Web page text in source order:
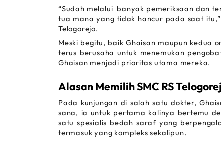
“Sudah melalui  banyak pemeriksaan dan
tua mana yang tidak hancur pada saat
Telogorejo.
Meski begitu, baik Ghaisan maupun kedua
terus berusaha untuk menemukan
Ghaisan menjadi prioritas utama mereka.
Alasan Memilih SMC RS
Pada kunjungan di salah satu dokter,
sana, ia untuk pertama kalinya bertemu
satu spesialis bedah saraf yang
termasuk yang kompleks sekalipun.